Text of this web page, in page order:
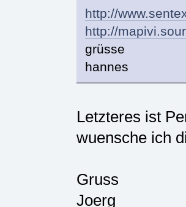
http://
http://
grüsse
hannes
Letzteres ist
wuensche ich
Gruss
Joerg